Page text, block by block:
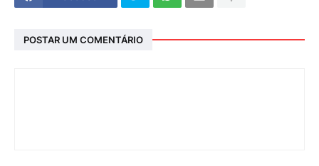
POSTAR UM COMENTÁRIO